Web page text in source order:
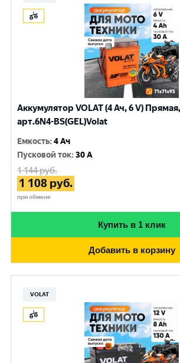
Аккумулятор VOLAT (4 Ач, 6 V)
арт.6N4-BS(GEL)Volat
Емкость:4 Ач
Пусковой ток:30 A
1 144руб.
1 108 руб.
при обмене
Купить в 1 клик
Добавить в корзину
VOLAT